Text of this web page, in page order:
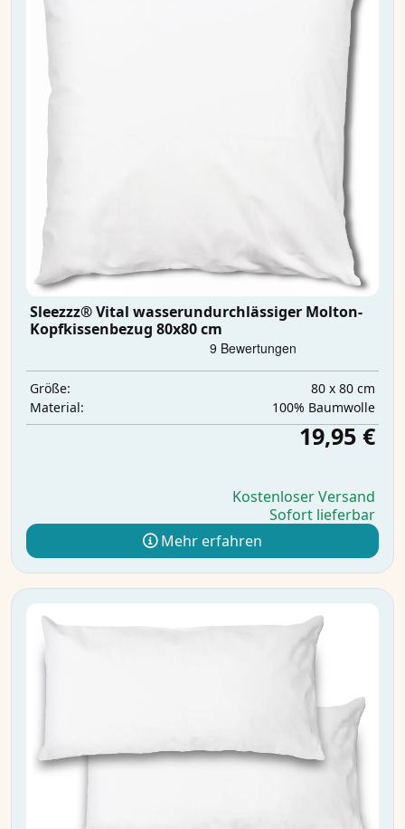
Sleezzz® Vital wasserundurchlässiger Molton-
Kopfkissenbezug 80x80 cm
Größe:
80 x 80 cm
Material:
100% Baumwolle
19,95 €
Kostenloser Versand
Sofort lieferbar
Mehr erfahren